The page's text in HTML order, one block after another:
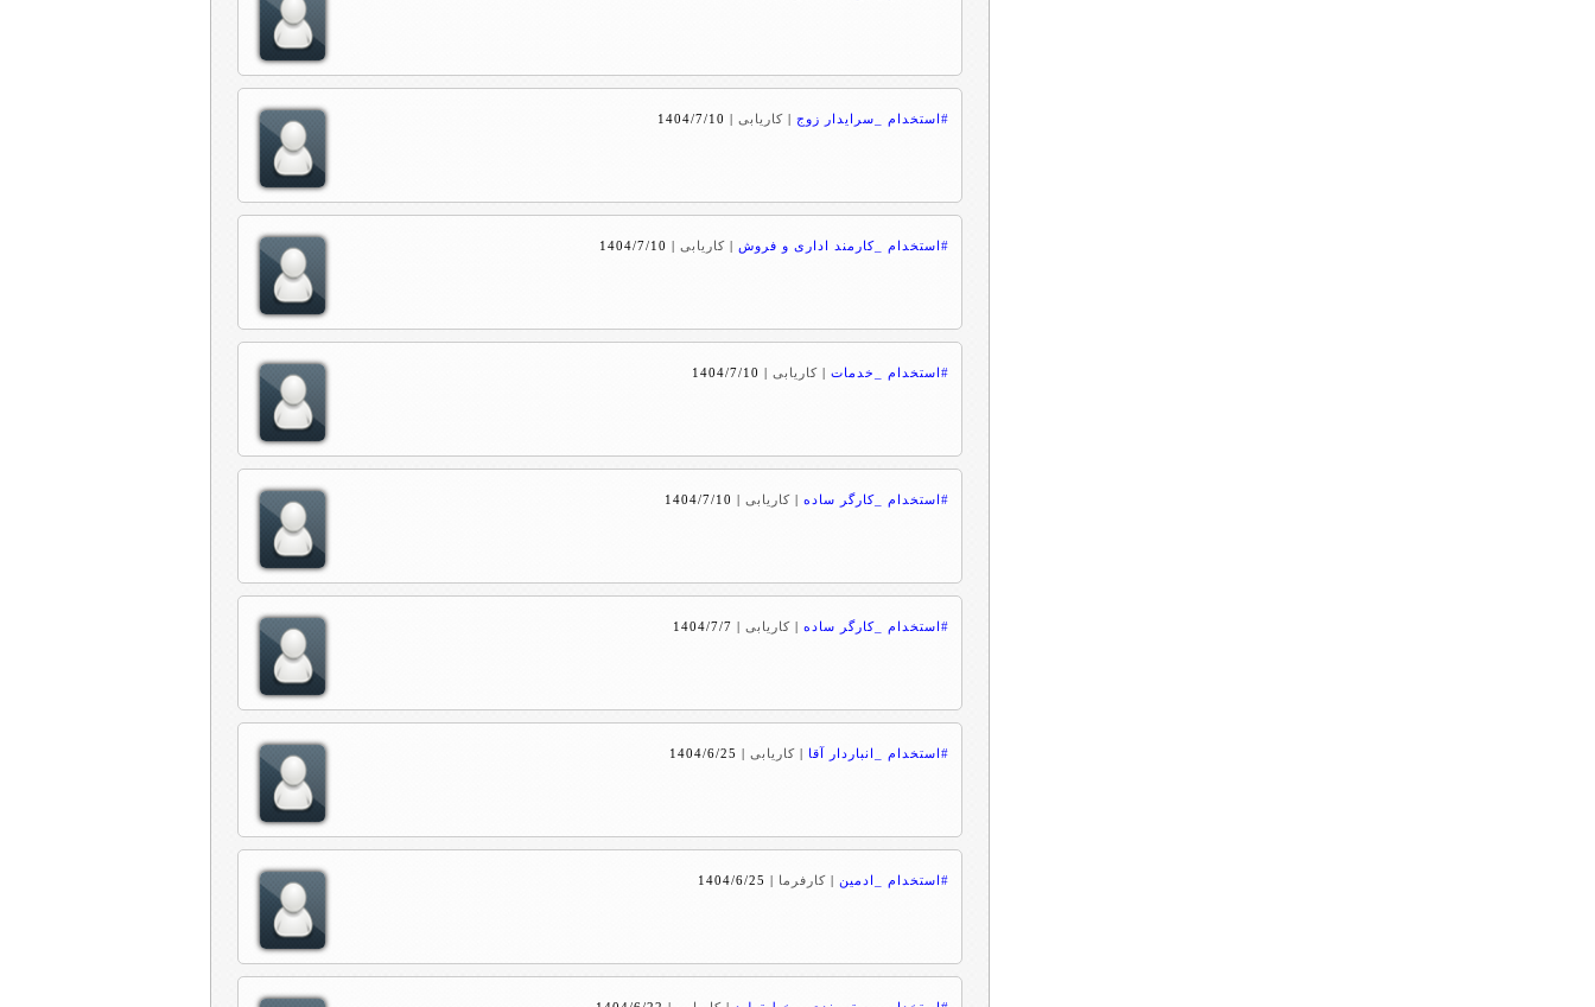
#استخدام _سرایدار زوج | کاریابی|
1404/7/10
#استخدام _کارمند اداری و فروش | کاریابی|
1404/7/10
#استخدام _خدمات | کاریابی|
1404/7/10
#استخدام _کارگر ساده | کاریابی|
1404/7/10
#استخدام _کارگر ساده | کاریابی|
1404/7/7
#استخدام _انباردار آقا | کاریابی|
1404/6/25
#استخدام _ادمین | کارفرما |
1404/6/25